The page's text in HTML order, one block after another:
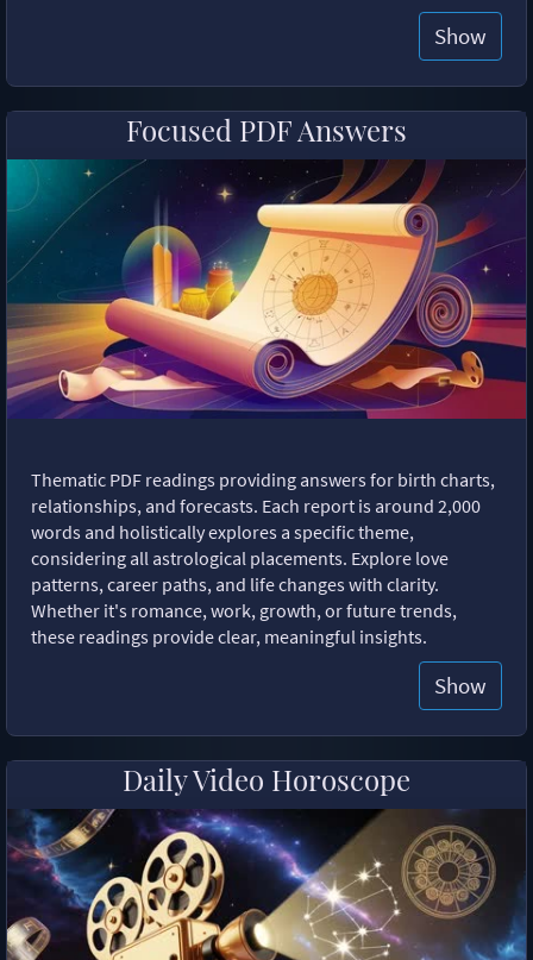
Show
Focused PDF Answers
Thematic PDF readings providing answers for birth charts,
relationships, and forecasts. Each report is around 2,000
words and holistically explores a specific theme,
considering all astrological placements. Explore love
patterns, career paths, and life changes with clarity.
Whether it's romance, work, growth, or future trends,
these readings provide clear, meaningful insights.
Show
Daily Video Horoscope